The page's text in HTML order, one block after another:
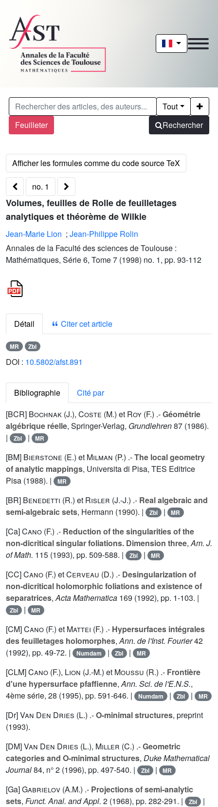
Feuilleter
Tout
Rechercher
no. 1
Volumes, feuilles de Rolle de feuilletages
analytiques et théorème de Wilkie
Jean-Marie Lion ; Jean-Philippe Rolin
Annales de la Faculté des sciences de Toulouse :
Mathématiques, Série 6, Tome 7 (1998) no. 1, pp. 93-112
Détail Citer cet article
MR Zbl
DOI : 10.5802/afst.891
Bibliographie
Cité par
[BCR] Bochnak (J.), Coste (M.) et Roy (F.) .-Géométrie
algébrique réelle, Springer-Verlag, Grundlehren87 (1986).
|
Zbl | MR
[BM] Bierstone (E.) et Milman (P.) .-The local geometry
of analytic mappings, Universita di Pisa, TES Editrice
Pisa (1988). |
MR
[BR] Benedetti (R.) et Risler (J.-J.) .- Real algebraic and
semi-algebraic sets, Hermann (1990). | Zbl | MR
[Ca]Cano (F.) .- Reduction of the singularities of the
non-dicritical singular foliations. Dimension three,Am. J.
of Math. 115 (1993), pp. 509-588. | Zbl | MR
[CC]Cano (F.) etCerveau (D.) .- Desingularization of
non-dicritical holomorphic foliations and existence of
separatrices,Acta Mathematica 169 (1992), pp. 1-103. |
Zbl | MR
[CM]Cano (F.) et Mattei (F.) .- Hypersurfaces intégrales
des feuilletages holomorphes,Ann. de l'Inst. Fourier42
(1992), pp. 49-72. |
Numdam | Zbl | MR
[CLM]Cano (F.), Lion (J.-M.) et Moussu (R.) .- Frontière
d'une hypersurface pfaffienne,Ann. Sci. de l'E.N.S.,
4ème série, 28 (1995), pp. 591-646. | Numdam | Zbl | MR
[Dr]Van Den Dries (L.) .-O-minimal structures, preprint
(1993).
[DM]Van Den Dries (L.), Miller (C.) .-Geometric
categories and O-minimal structures, Duke Mathematical
Journal84, n° 2 (1996), pp. 497-540. | Zbl | MR
[Ga]Gabrielov (A.M.) .- Projections of semi-analytic
sets, Funct. Anal. and Appl. 2 (1968), pp. 282-291. | Zbl |